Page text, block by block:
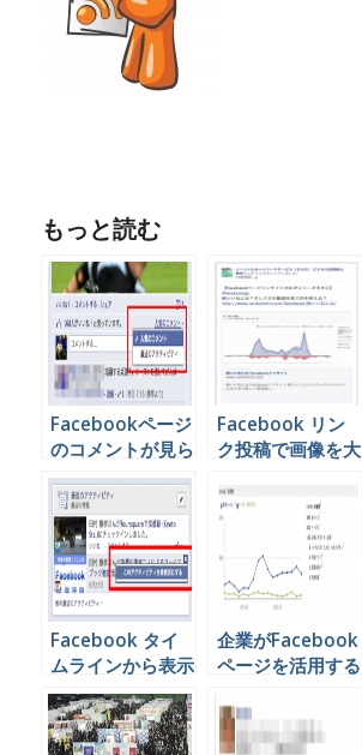
もっと読む
Facebookページ
のコメントが見ら
れない？表示方法
が変わってます。
Facebook リン
ク投稿で画像を大
法
Facebook タイ
ムラインから表示
させたくないアク
ティビティを消す
方法
企業がFacebook
ページを活用する
るべき３つの指標